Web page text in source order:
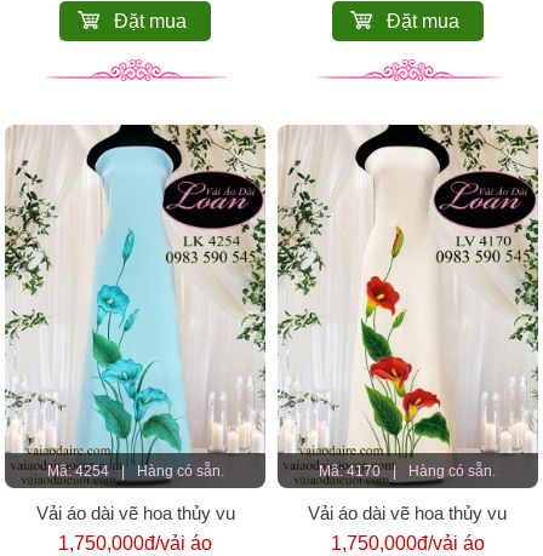
Đặt mua Đặt mua
Mã: 4254 | Hàng có sẵn.
Vải áo dài vẽ hoa thủy vu
1,750,000đ/vải áo
Mã: 4170 | Hàng có sẵn.
Vải áo dài vẽ hoa thủy vu
1,750,000đ/vải áo